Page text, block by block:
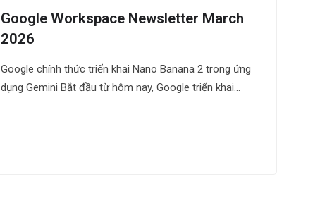
Google Workspace Newsletter March
2026
Google chính thức triển khai Nano Banana 2 trong ứng
dụng Gemini Bắt đầu từ hôm nay, Google triển khai…